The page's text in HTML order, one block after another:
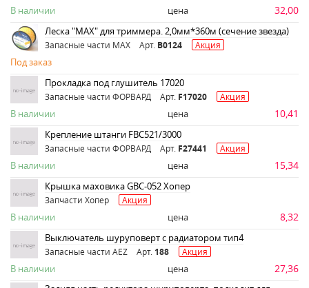
В наличии цена 32,00
Леска "MAX" для триммера. 2,0мм*360м (сечение звезда)
Запасные части MAX Арт. B0124 Акция
Под заказ
Прокладка под глушитель 17020
Запасные части ФОРВАРД Арт. F17020 Акция
В наличии цена 10,41
Крепление штанги FBC521/3000
Запасные части ФОРВАРД Арт. F27441 Акция
В наличии цена 15,34
Крышка маховика GBC-052 Хопер
Запчасти Хопер Акция
В наличии цена 8,32
Выключатель шуруповерт с радиатором тип4
Запасные части AEZ Арт. 188 Акция
В наличии цена 27,36